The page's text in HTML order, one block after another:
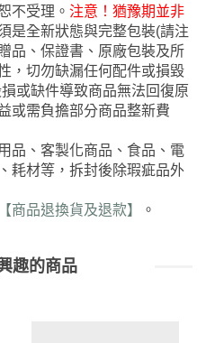
不受理。 注意！猶豫期並非
是全新狀態與完整包裝(請注
品、保證書、原廠包裝及所
，切勿缺漏任何配件或損毀
或缺件導致商品無法回復原
或需負擔部分商品整新費
品、客製化商品、食品、電
耗材等，拆封後除瑕疵品外
【商品退換貨及退款】 。
趣的商品